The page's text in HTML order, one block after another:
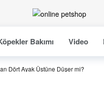
Bakımı Video
Dört Ayak Üstüne Düşer mi?